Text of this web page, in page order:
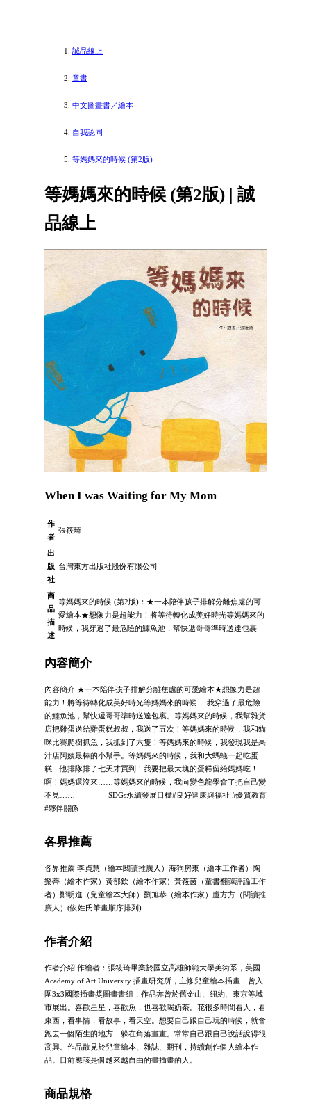
誠品線上
童書
中文圖畫書／繪本
自我認同
等媽媽來的時候 (第2版)
等媽媽來的時候 (第2版) | 誠
品線上
When I was Waiting for My Mom
作
者
張筱琦
出
版
社
台灣東方出版社股份有限公司
商
品
描
述
等媽媽來的時候 (第2版)：★一本陪伴孩子排解分離焦慮的可
愛繪本★想像力是超能力！將等待轉化成美好時光等媽媽來的
時候，我穿過了最危險的鱷魚池，幫快遞哥哥準時送達包裹
內容簡介
內容簡介 ★一本陪伴孩子排解分離焦慮的可愛繪本★想像力是超
能力！將等待轉化成美好時光等媽媽來的時候， 我穿過了最危險
的鱷魚池，幫快遞哥哥準時送達包裹。等媽媽來的時候，我幫雜貨
店把雞蛋送給雞蛋糕叔叔，我送了五次！等媽媽來的時候，我和貓
咪比賽爬樹抓魚，我抓到了六隻！等媽媽來的時候，我發現我是果
汁店阿姨最棒的小幫手。等媽媽來的時候，我和大螞蟻一起吃蛋
糕，他排隊排了七天才買到！我要把最大塊的蛋糕留給媽媽吃！
啊！媽媽還沒來……等媽媽來的時候，我向變色龍學會了把自己變
不見……------------SDGs永續發展目標#良好健康與福祉 #優質教育
#夥伴關係
各界推薦
各界推薦 李貞慧（繪本閱讀推廣人）海狗房東（繪本工作者）陶
樂蒂（繪本作家）黃郁欽（繪本作家）黃筱茵（童書翻譯評論工作
者）鄭明進（兒童繪本大師）劉旭恭（繪本作家）盧方方（閱讀推
廣人）(依姓氏筆畫順序排列)
作者介紹
作者介紹 作繪者：張筱琦畢業於國立高雄師範大學美術系，美國
Academy of Art University 插畫研究所，主修兒童繪本插畫，曾入
圍3x3國際插畫獎圖畫書組，作品亦曾於舊金山、紐約、東京等城
市展出。喜歡星星，喜歡魚，也喜歡喝奶茶。花很多時間看人，看
東西，看事情，看故事，看天空。想要自己跟自己玩的時候，就會
跑去一個陌生的地方，躲在角落畫畫。常常自己跟自己說話說得很
高興。作品散見於兒童繪本、雜誌、期刊，持續創作個人繪本作
品。目前應該是個越來越自由的畫插畫的人。
商品規格